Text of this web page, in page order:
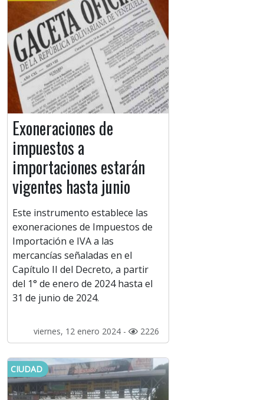
Exoneraciones de
impuestos a
importaciones estarán
vigentes hasta junio
Este instrumento establece las
exoneraciones de Impuestos de
Importación e IVA a las
mercancías señaladas en el
Capítulo II del Decreto, a partir
del 1° de enero de 2024 hasta el
31 de junio de 2024.
viernes, 12 enero 2024 - 2226
CIUDAD